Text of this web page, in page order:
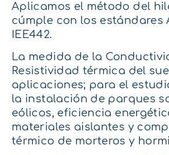
Aplicamos el método del
cúmple con los estándares
IEE442.
La medida de la
Resistividad térmica del
aplicaciones; para el
la instalación de parques
eólicos, eficiencia
materiales aislantes y
térmico de morteros y